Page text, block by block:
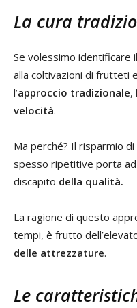
La cura
Se volessimo identificare
alla coltivazioni di frutteti
l’approccio tradizionale,
velocità.
Ma perché? Il risparmio
spesso ripetitive porta ad
discapito della qualità.
La ragione di questo
tempi, è frutto
delle attrezzature.
Le